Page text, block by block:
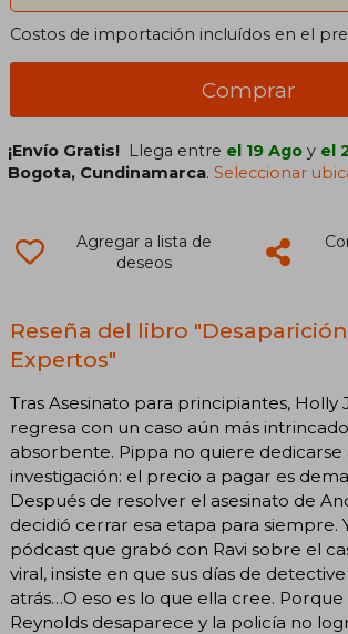
Costos de importación incluídos en el
Comprar
¡Envío Gratis! Llega entre el 19 Ago y el
Bogota, Cundinamarca.Seleccionar
Agregar a lista de
deseos
Reseña del libro
Expertos"
Tras Asesinato para principiantes, Holly
regresa con un caso aún más
absorbente. Pippa no quiere dedicarse
investigación: el precio a pagar es
Después de resolver el asesinato de
decidió cerrar esa etapa para siempre.
pódcast que grabó con Ravi sobre el
viral, insiste en que sus días de
atrás…O eso es lo que ella cree.
Reynolds desaparece y la policía no